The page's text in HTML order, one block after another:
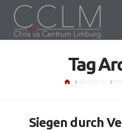
Tag
HOMEBEITRÄGE
Siegen durch